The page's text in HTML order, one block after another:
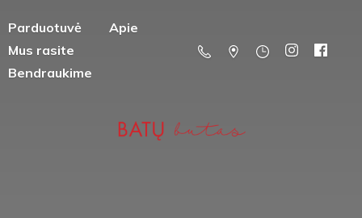
Parduotuvė
Apie
Mus rasite
Bendraukime